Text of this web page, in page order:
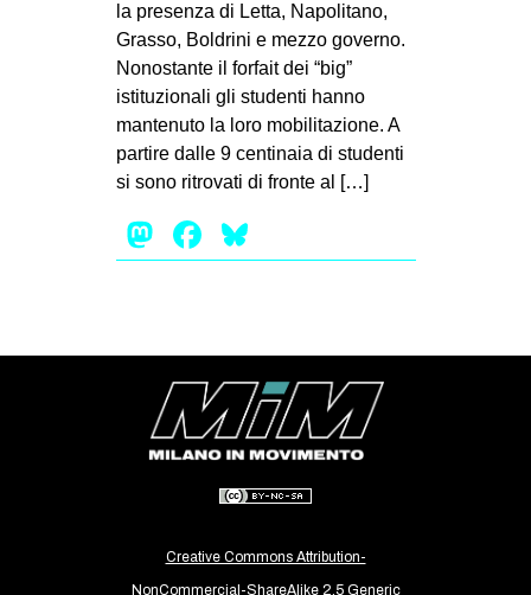
ZAM
MILANO
MOBILITAZIONI
SPAZI
MOVIMENTI
GENERI
MIGRAZIONI
PRECARIATO
STUDENTI
la presenza di Letta, Napolitano,
Grasso, Boldrini e mezzo governo.
Nonostante il forfait dei “big”
istituzionali gli studenti hanno
mantenuto la loro mobilitazione. A
partire dalle 9 centinaia di studenti
si sono ritrovati di fronte al […]
Mastodon
Facebook
Creative Commons Attribution-
NonCommercial-ShareAlike 2.5 Generic